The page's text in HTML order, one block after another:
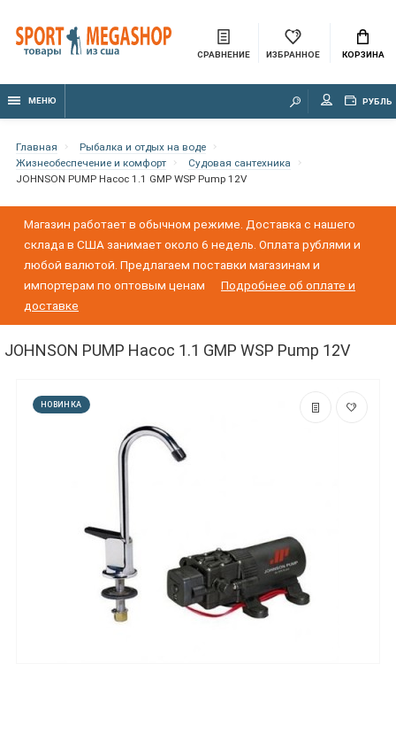
СРАВНЕНИЕ ИЗБРАННОЕ КОРЗИНА
МЕНЮ РУБЛЬ
Главная
Рыбалка и отдых на воде
Жизнеобеспечение и комфорт
Судовая сантехника
JOHNSON PUMP Насос 1.1 GMP WSP Pump 12V
Магазин работает в обычном режиме. Доставка с нашего
склада в США занимает около 6 недель. Оплата рублями и
любой валютой. Предлагаем поставки магазинам и
импортерам по оптовым ценам
Подробнее об оплате и
доставке
JOHNSON PUMP Насос 1.1 GMP WSP Pump 12V
НОВИНКА